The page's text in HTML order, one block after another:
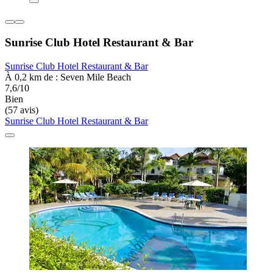
Sunrise Club Hotel Restaurant & Bar
Sunrise Club Hotel Restaurant & Bar
À 0,2 km de : Seven Mile Beach
7,6/10
Bien
(57 avis)
Sunrise Club Hotel Restaurant & Bar